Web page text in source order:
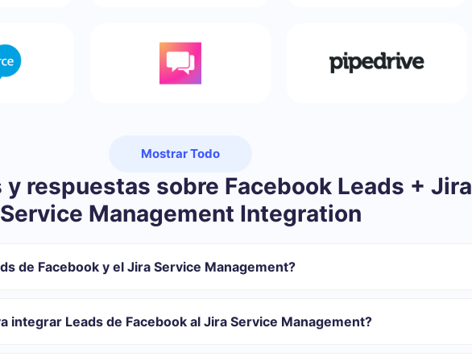
Mostrar Todo
y respuestas sobre Facebook Leads + Jira
Service Management Integration
de Facebook y el Jira Service Management?
automática
integrar Leads de Facebook al Jira Service Management?